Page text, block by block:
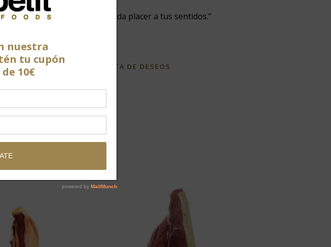
“Explora, saborea y da placer a tus sentidos.”
AÑADIR A LA LISTA DE DESEOS